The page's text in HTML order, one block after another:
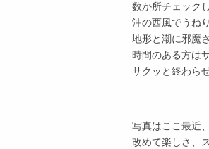
数か所チェック
沖の西風でうね
地形と潮に邪魔
時間のある方は
サクッと終わら
写真はここ最近
改めて楽しさ、